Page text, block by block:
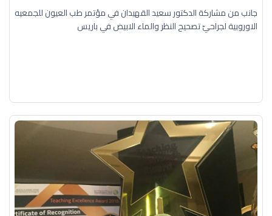
جانب من مشاركة الدكتور سعيد القهيدان في مؤتمر طب العيون للجمعيه
الاوروبية لجراحيّ تصحيح النظر والماء الابيض في باريس